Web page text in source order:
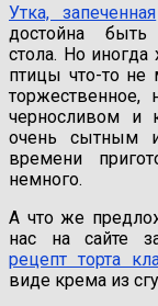
Утка, запеченная
достойна быть
стола. Но иногда
птицы что-то не
торжественное,
черносливом и
очень сытным
времени
немного.
А что же
нас на сайте
рецепт торта
виде крема из